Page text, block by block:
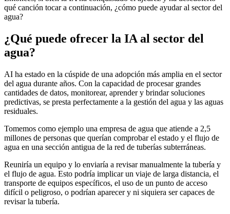
qué canción tocar a continuación, ¿cómo puede ayudar al sector del
agua?
¿Qué puede ofrecer la IA al sector del
agua?
AI ha estado en la cúspide de una adopción más amplia en el sector
del agua durante años. Con la capacidad de procesar grandes
cantidades de datos, monitorear, aprender y brindar soluciones
predictivas, se presta perfectamente a la gestión del agua y las aguas
residuales.
Tomemos como ejemplo una empresa de agua que atiende a 2,5
millones de personas que querían comprobar el estado y el flujo de
agua en una sección antigua de la red de tuberías subterráneas.
Reuniría un equipo y lo enviaría a revisar manualmente la tubería y
el flujo de agua. Esto podría implicar un viaje de larga distancia, el
transporte de equipos específicos, el uso de un punto de acceso
difícil o peligroso, o podrían aparecer y ni siquiera ser capaces de
revisar la tubería.